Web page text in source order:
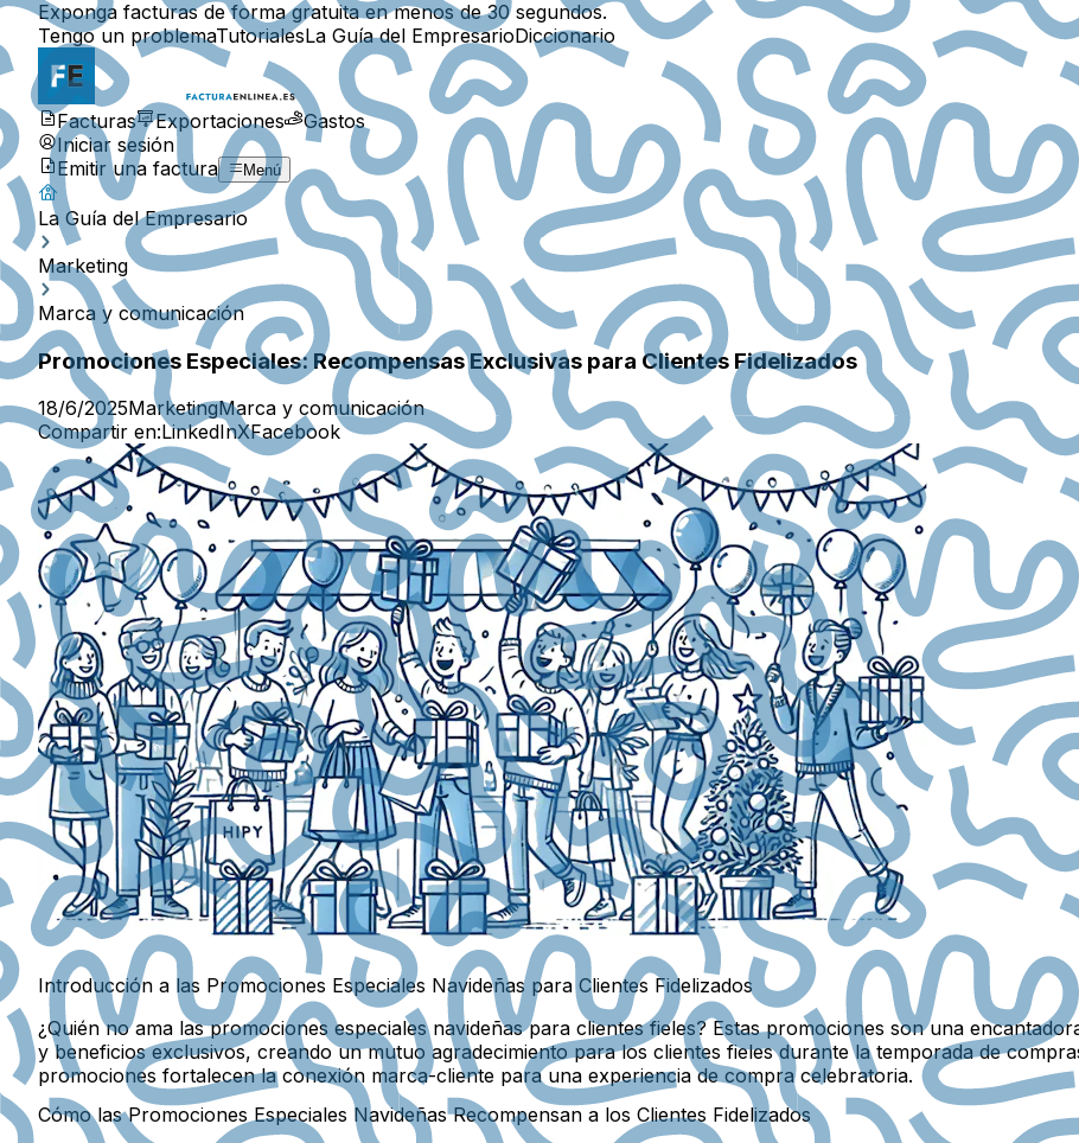
Exponga facturas de forma gratuita en menos de 30 segundos.
Tengo un problemaTutorialesLa Guía del EmpresarioDiccionario
Facturas Exportaciones
Gastos
Iniciar sesión
Emitir una factura
Menú
La Guía del Empresario
Marketing
Marca y comunicación
Promociones Especiales: Recompensas Exclusivas para Clientes Fidelizados
18/6/2025MarketingMarca y comunicación
Compartir en:LinkedInXFacebook
Introducción a las Promociones Especiales Navideñas para Clientes Fidelizados
¿Quién no ama las promociones especiales navideñas para clientes fieles? Estas promociones son una
y beneficios exclusivos, creando un mutuo agradecimiento para los clientes fieles durante la temporada de
promociones fortalecen la conexión marca-cliente para una experiencia de compra celebratoria.
Cómo las Promociones Especiales Navideñas Recompensan a los Clientes Fidelizados